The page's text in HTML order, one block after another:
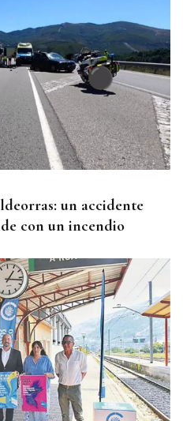
un accidente
con un incendio